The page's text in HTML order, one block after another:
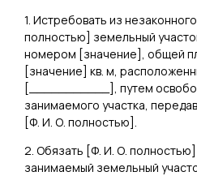
1. Истребовать из
полностью] земельный
номером [значение], общей
[значение] кв. м,
[
], путем
занимаемого участка,
[Ф. И. О. полностью].
2. Обязать [Ф. И. О. полностью
занимаемый земельный